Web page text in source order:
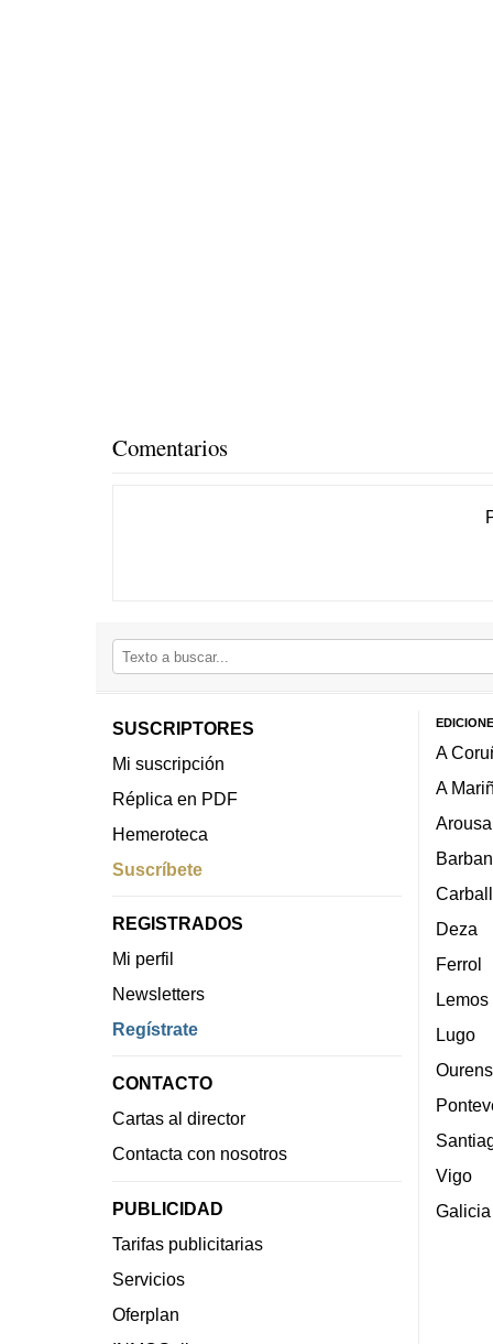
Comentarios
SUSCRIPTORES
Mi suscripción
Réplica en PDF
Hemeroteca
Suscríbete
REGISTRADOS
Mi perfil
Newsletters
Regístrate
CONTACTO
Cartas al director
Contacta con nosotros
PUBLICIDAD
Tarifas publicitarias
Servicios
Oferplan
A
A
Arousa
Deza
Ferrol
Lemos
Lugo
Vigo